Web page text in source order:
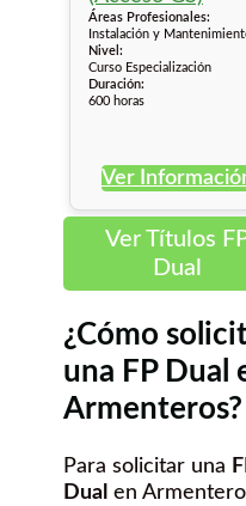
Áreas Profesionales:
Instalación y
Nivel:
Curso Especialización
Duración:
600 horas
Ver
Ver Títulos
Dual
¿Cómo
una FP Dual
Armenteros?
Para solicitar una
Dual en